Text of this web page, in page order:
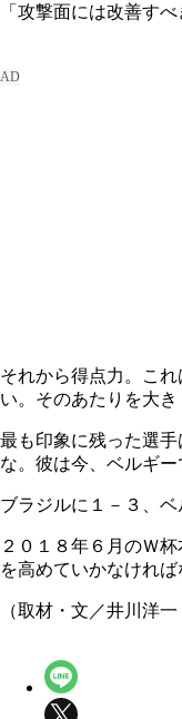
「攻撃面には改善す
それから得点力。こ
い。そのあたりを大
最も印象に残った選
な。彼は今、ベルギ
ブラジルに１－３、
２０１８年６月のＷ
を高めていかなければ
（取材・文／井川洋